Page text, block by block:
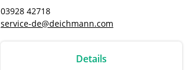
03928 42718
service-de@deichmann.com
Details